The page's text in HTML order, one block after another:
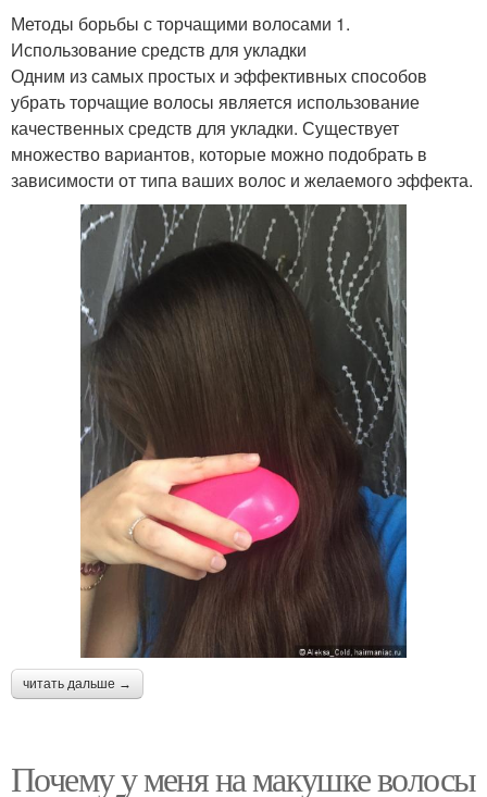
Методы борьбы с торчащими волосами 1.
Использование средств для укладки
Одним из самых простых и эффективных способов
убрать торчащие волосы является использование
качественных средств для укладки. Существует
множество вариантов, которые можно подобрать в
зависимости от типа ваших волос и желаемого эффекта.
читать дальше →
Почему у меня на макушке волосы